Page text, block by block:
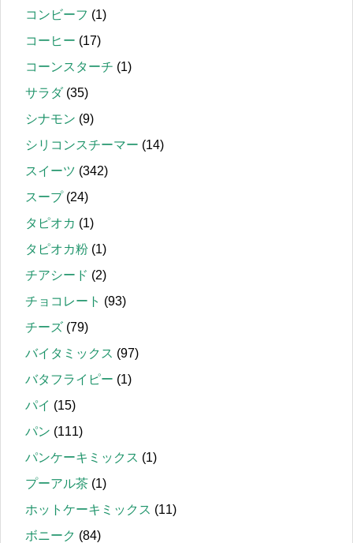
コンビーフ (1)
コーヒー (17)
コーンスターチ (1)
サラダ(35)
シナモン (9)
シリコンスチーマー (14)
スイーツ (342)
スープ(24)
タピオカ (1)
タピオカ粉 (1)
チアシード (2)
チョコレート (93)
チーズ (79)
バイタミックス (97)
バタフライピー (1)
パイ (15)
パン (111)
パンケーキミックス (1)
プーアル茶 (1)
ホットケーキミックス (11)
ボニーク (84)